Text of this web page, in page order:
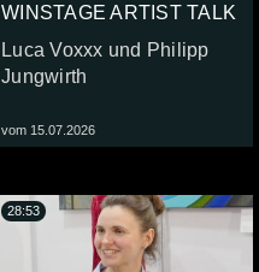
WINSTAGE ARTIST TALK
Luca Voxxx und Philipp
Jungwirth
vom 15.07.2026
28:53